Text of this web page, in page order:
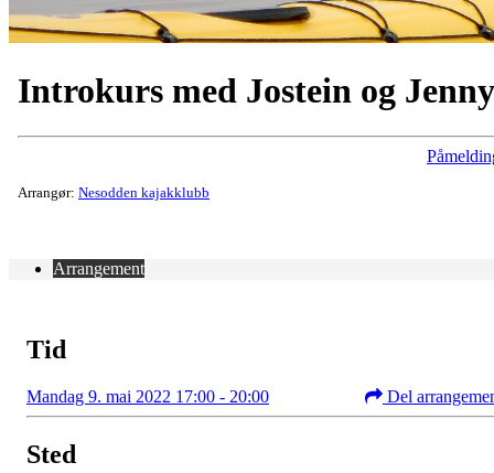
Introkurs med Jostein og Jenny
Arrangør: Nesodden kajakklubb
Arrangement
Tid
Mandag 9. mai 2022 17:00 - 20:00 Del
Sted